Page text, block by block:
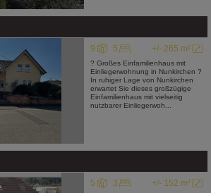
+/- 265 m²
9 5
? Großes Einfamilienhaus mit
Einliegerwohnung in Nunkirchen ?
In ruhiger Lage von Nunkirchen
erwartet Sie dieses großzügige
Einfamilienhaus mit vielseitig
nutzbarer Einliegerwoh...
+/- 152 m²
5 3